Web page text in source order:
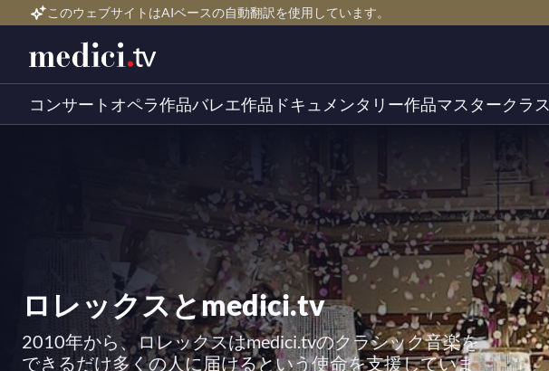
このウェブサイトはAIベースの自動翻訳を使用しています。
コンサート オペラ作品バレエ作品 ドキュメンタリー作品マスタークラス
ロレックスとmedici.tv
2010年から、ロレックスはmedici.tvのクラシック音楽を
できるだけ多くの人に届けるという使命を支援していま